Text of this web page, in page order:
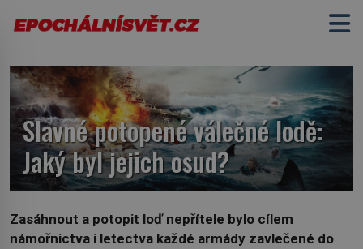
Slavné potopené válečné lodě:
Jaký byl jejich osud?
Zasáhnout a potopit loď nepřítele bylo cílem
námořnictva i letectva každé armády zavlečené do